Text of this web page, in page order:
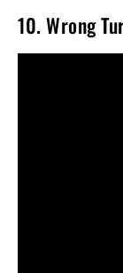
10. Wrong